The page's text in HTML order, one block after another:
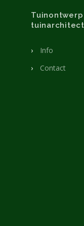
Tuinontwerp
Info
Contact